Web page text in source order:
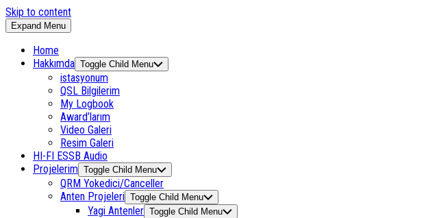
Skip to content
Expand Menu
Home
Hakkımda Toggle Child Menu
istasyonum
QSL Bilgilerim
My Logbook
Award’larım
Video Galeri
Resim Galeri
HI-FI ESSB Audio
Projelerim Toggle Child Menu
QRM Yokedici/Canceller
Anten Projeleri Toggle Child Menu
Yagi Antenler Toggle Child Menu